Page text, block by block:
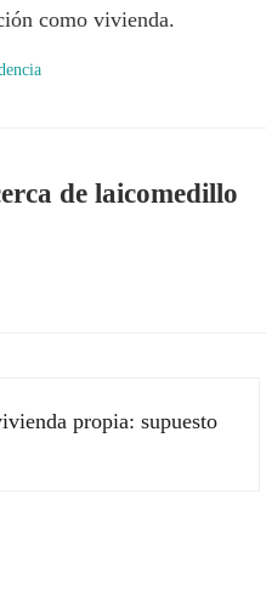
como vivienda.
delaicomedillo
propia: supuesto